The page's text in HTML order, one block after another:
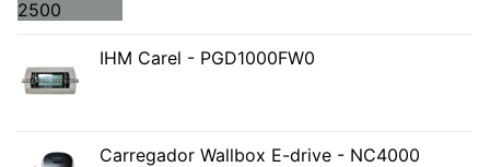
IHM Carel - PGD1000FW0
Carregador Wallbox E-drive - NC4000